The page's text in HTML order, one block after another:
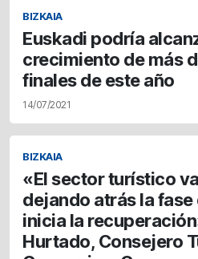
BIZKAIA
Euskadi podría
crecimiento de más
finales de este año
14/07/2021
BIZKAIA
«El sector turístico
dejando atrás la
inicia la
Hurtado, Consejero